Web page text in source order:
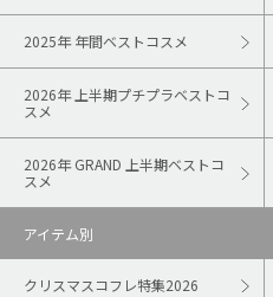
2025年 年間ベストコスメ
2026年 上半期プチプラベストコ
スメ
2026年 GRAND 上半期ベストコ
スメ
アイテム別
クリスマスコフレ特集2026